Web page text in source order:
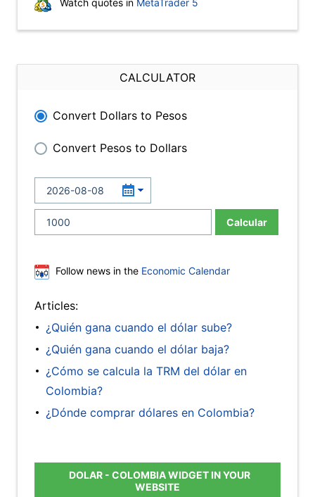
Watch quotes in MetaTrader 5
CALCULATOR
Convert Dollars to Pesos
Convert Pesos to Dollars
Calcular
Follow news in the Economic Calendar
Articles:
¿Quién gana cuando el dólar sube?
¿Quién gana cuando el dólar baja?
¿Cómo se calcula la TRM del dólar en
Colombia?
¿Dónde comprar dólares en Colombia?
DOLAR - COLOMBIA WIDGET IN YOUR
WEBSITE